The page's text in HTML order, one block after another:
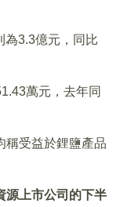
為3.3億元，同比
萬元，去年同
稱受益於鋰鹽產品
源上市公司的下半